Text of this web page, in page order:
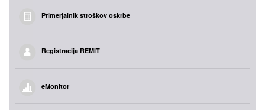
Primerjalnik stroškov oskrbe
Registracija REMIT
eMonitor